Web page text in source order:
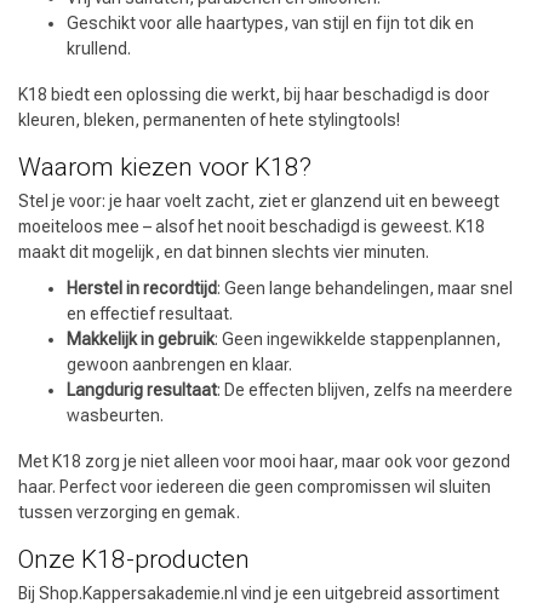
Geschikt voor alle haartypes, van stijl en fijn tot dik en
krullend.
K18 biedt een oplossing die werkt, bij haar beschadigd is door
kleuren, bleken, permanenten of hete stylingtools!
Waarom kiezen voor K18?
Stel je voor: je haar voelt zacht, ziet er glanzend uit en beweegt
moeiteloos mee – alsof het nooit beschadigd is geweest. K18
maakt dit mogelijk, en dat binnen slechts vier minuten.
Herstel in recordtijd: Geen lange behandelingen, maar snel
en effectief resultaat.
Makkelijk in gebruik: Geen ingewikkelde stappenplannen,
gewoon aanbrengen en klaar.
Langdurig resultaat: De effecten blijven, zelfs na meerdere
wasbeurten.
Met K18 zorg je niet alleen voor mooi haar, maar ook voor gezond
haar. Perfect voor iedereen die geen compromissen wil sluiten
tussen verzorging en gemak.
Onze K18-producten
Bij Shop.Kappersakademie.nl vind je een uitgebreid assortiment